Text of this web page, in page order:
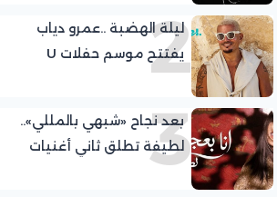
2
ليلة الهضبة ..عمرو دياب
يفتتح موسم حفلات U
3
بعد نجاح «شبهي بالمللي»..
لطيفة تطلق ثاني أغنيات